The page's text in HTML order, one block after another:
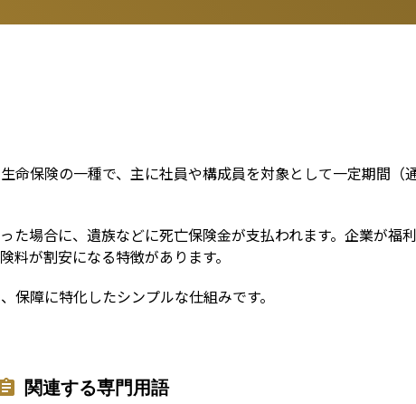
保険の一種で、主に社員や構成員を対象として一定期間（
た場合に、遺族などに死亡保険金が支払われます。企業が福
が割安になる特徴があります。
障に特化したシンプルな仕組みです。
関連する専門用語